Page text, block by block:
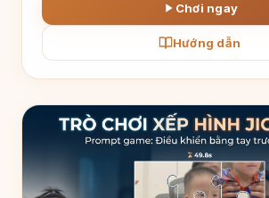
Chơi ngay
Hướng dẫn